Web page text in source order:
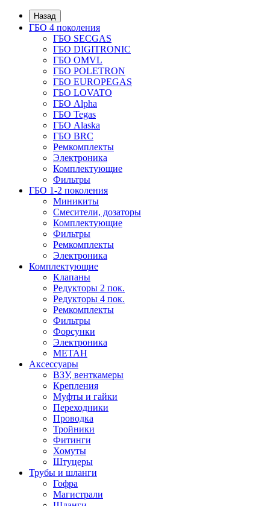
Назад
ГБО 4 поколения
ГБО SECGAS
ГБО DIGITRONIC
ГБО OMVL
ГБО POLETRON
ГБО EUROPEGAS
ГБО LOVATO
ГБО Alpha
ГБО Tegas
ГБО Alaska
ГБО BRC
Ремкомплекты
Электроника
Комплектующие
Фильтры
ГБО 1-2 поколения
Миникиты
Смесители, дозаторы
Комплектующие
Фильтры
Ремкомплекты
Электроника
Комплектующие
Клапаны
Редукторы 2 пок.
Редукторы 4 пок.
Ремкомплекты
Фильтры
Форсунки
Электроника
МЕТАН
Аксессуары
ВЗУ, венткамеры
Крепления
Муфты и гайки
Переходники
Проводка
Тройники
Фитинги
Хомуты
Штуцеры
Трубы и шланги
Гофра
Магистрали